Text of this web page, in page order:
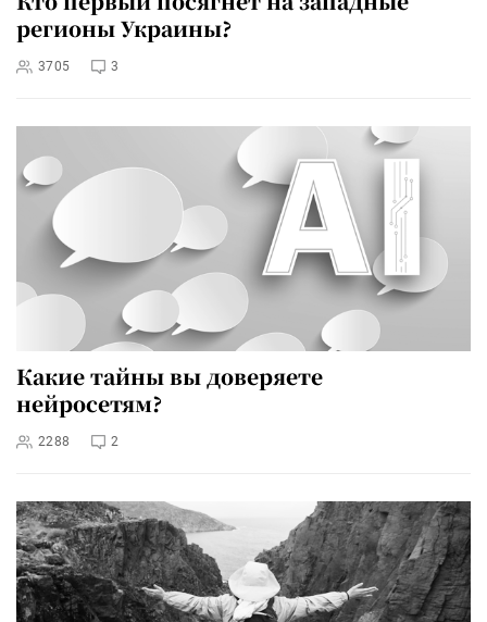
регионы Украины?
3705 3
Какие тайны вы доверяете
нейросетям?
2288 2